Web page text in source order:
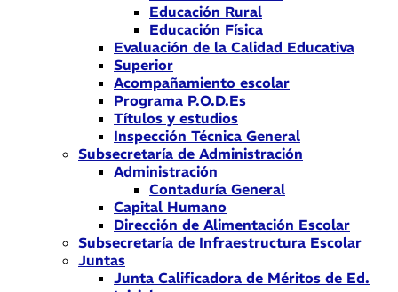
Educación Rural
Educación Física
Evaluación de la Calidad Educativa
Superior
Acompañamiento escolar
Programa P.O.D.Es
Títulos y estudios
Inspección Técnica General
Subsecretaría de Administración
Administración
Contaduría General
Capital Humano
Dirección de Alimentación Escolar
Subsecretaría de Infraestructura Escolar
Juntas
Junta Calificadora de Méritos de Ed.